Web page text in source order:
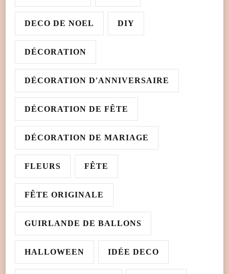
DECO DE NOEL DIY
DÉCORATION
DÉCORATION D'ANNIVERSAIRE
DÉCORATION DE FÊTE
DÉCORATION DE MARIAGE
FLEURS FÊTE
FÊTE ORIGINALE
GUIRLANDE DE BALLONS
HALLOWEEN IDÉE DECO